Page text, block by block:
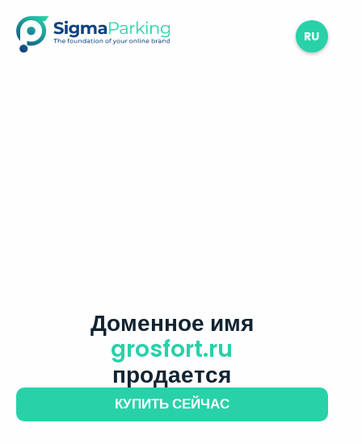
RU
Доменное имя
grosfort.ru
продается
КУПИТЬ СЕЙЧАС